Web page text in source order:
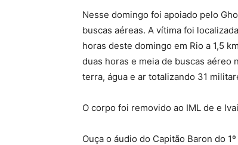
Nesse domingo foi apoiado pelo
buscas aéreas. A vítima foi
horas deste domingo em Rio a 1,5
duas horas e meia de buscas aéreo
terra, água e ar totalizando 31
O corpo foi removido ao IML de e
Ouça o áudio do Capitão Baron do